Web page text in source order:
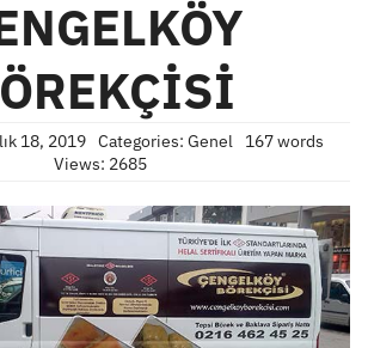
18, 2019 Categories: Genel
167 words
Views: 2685